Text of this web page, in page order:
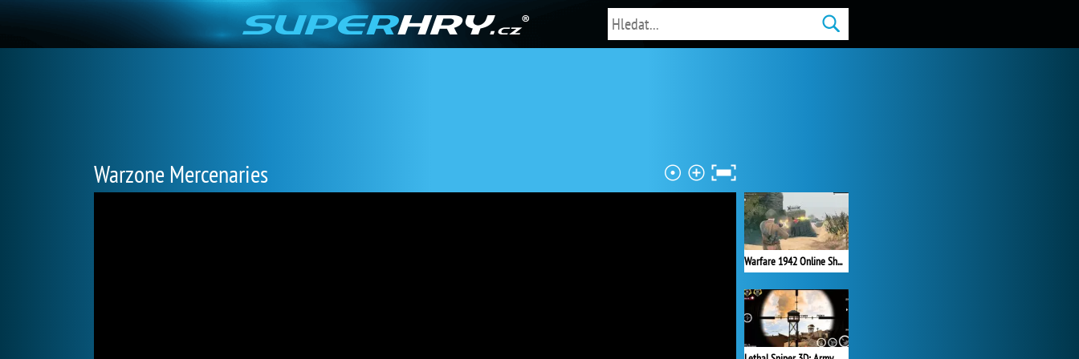
Warzone Mercenaries
Warfare 1942 Online Shooter